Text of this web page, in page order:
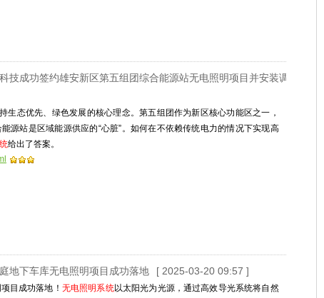
技成功签约雄安新区第五组团综合能源站无电照明项目并安装调试完毕！
生态优先、绿色发展的核心理念。第五组团作为新区核心功能区之一，
源站是区域能源供应的“心脏”。如何在不依赖传统电力的情况下实现高
给出了答案。
地下车库无电照明项目成功落地 [ 2025-03-20 09:57 ]
目成功落地！ 无电照明系统以太阳光为光源，通过高效导光系统将自然